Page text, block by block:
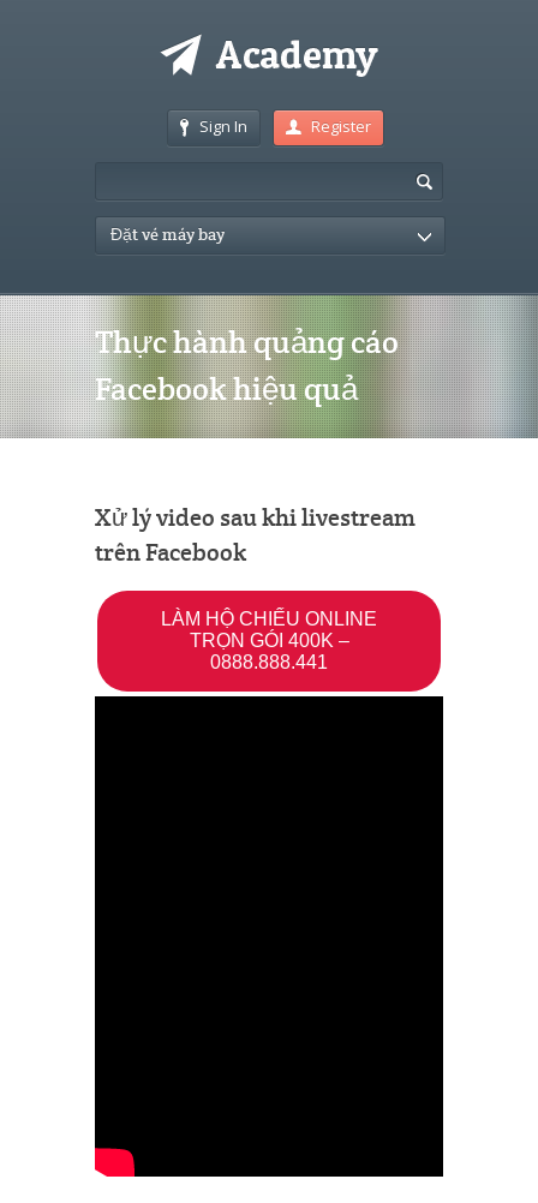
Sign In Register
Đặt vé máy bay
Thực hành quảng cáo
Facebook hiệu quả
Xử lý video sau khi livestream
trên Facebook
LÀM HỘ CHIẾU ONLINE
TRỌN GÓI 400K –
0888.888.441